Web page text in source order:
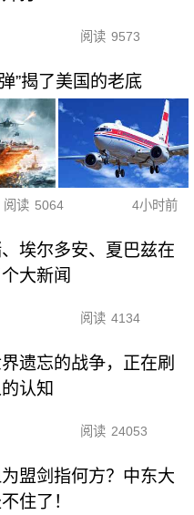
阅读 9573
”揭了美国的老底
阅读 5064 4小时前
埃尔多安、夏巴兹在
大新闻
阅读 4134
遗忘的战争，正在刷
认知
阅读 24053
盟剑指何方？中东大
住了！